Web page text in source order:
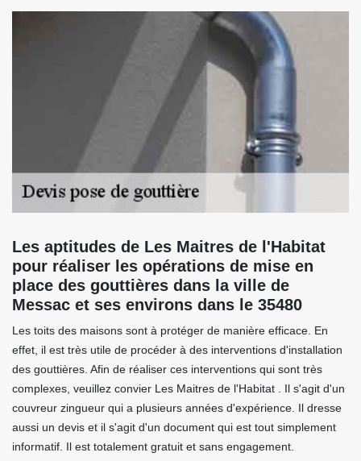
Les aptitudes de Les Maitres de l'Habitat
pour réaliser les opérations de mise en
place des gouttières dans la ville de
Messac et ses environs dans le 35480
Les toits des maisons sont à protéger de manière efficace. En
effet, il est très utile de procéder à des interventions d'installation
des gouttières. Afin de réaliser ces interventions qui sont très
complexes, veuillez convier Les Maitres de l'Habitat . Il s'agit d'un
couvreur zingueur qui a plusieurs années d'expérience. Il dresse
aussi un devis et il s'agit d'un document qui est tout simplement
informatif. Il est totalement gratuit et sans engagement.